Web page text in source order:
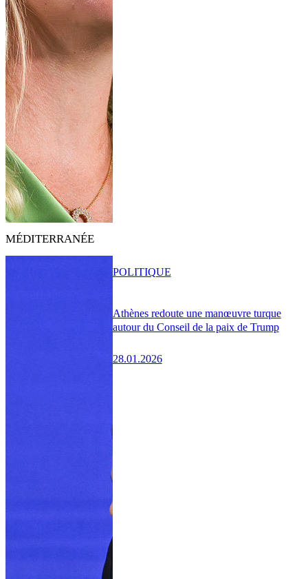
MÉDITERRANÉE
Athènes redoute une manœuvre turque
autour du Conseil de la paix de Trump
28.01.2026
POLITIQUE